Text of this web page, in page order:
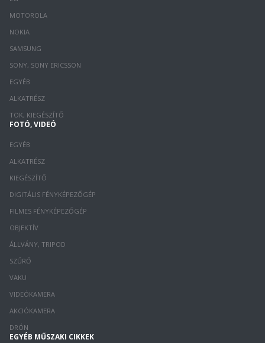
MOTOROLA
NOKIA
SAMSUNG
SONY, SONY ERICSSON
EGYÉB
ALKATRÉSZ
TOK, KIEGÉSZÍTŐ
FOTÓ, VIDEÓ
EGYÉB
ALKATRÉSZ
KIEGÉSZÍTŐ
DIGITÁLIS FÉNYKÉPEZŐGÉP
FILMES FÉNYKÉPEZŐGÉP
OBJEKTÍV
ÁLLVÁNY, TRIPOD
SZŰRŐ
VAKU
VIDEÓKAMERA
AKCIÓKAMERA
DRÓN
EGYÉB MŰSZAKI CIKKEK